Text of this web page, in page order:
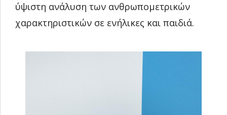
ύψιστη ανάλυση των ανθρωπομετρικών
χαρακτηριστικών σε ενήλικες και παιδιά.